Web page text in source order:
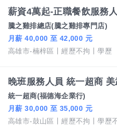
薪資4萬起-正職餐飲服務
騰之雞排總店(騰之雞排專門店)
月薪 40,000 至 42,000 元
高雄市-楠梓區
經歷不拘 學歷
晚班服務人員 統一超商
統一超商(福德海企業行)
月薪 30,000 至 35,000 元
高雄市-鼓山區
經歷不拘 學歷